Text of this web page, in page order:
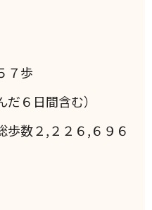
７歩
６日間含む）
数２,２２６,６９６